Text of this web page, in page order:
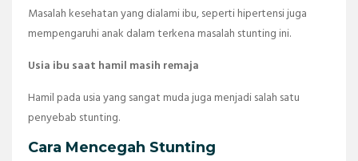
Masalah kesehatan yang dialami ibu, seperti hipertensi juga
mempengaruhi anak dalam terkena masalah stunting ini.
Usia ibu saat hamil masih remaja
Hamil pada usia yang sangat muda juga menjadi salah satu
penyebab stunting.
Cara Mencegah Stunting